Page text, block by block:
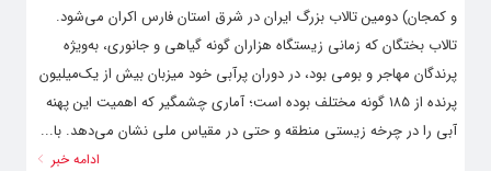
و کمجان) دومین تالاب بزرگ ایران در شرق استان فارس اکران می‌شود.
تالاب بختگان که زمانی زیستگاه هزاران گونه گیاهی و جانوری، به‌ویژه
پرندگان مهاجر و بومی بود، در دوران پرآبی خود میزبان بیش از یک‌میلیون
پرنده از ۱۸۵ گونه مختلف بوده است؛ آماری چشمگیر که اهمیت این پهنه
آبی را در چرخه زیستی منطقه و حتی در مقیاس ملی نشان می‌دهد. با...
ادامه خبر